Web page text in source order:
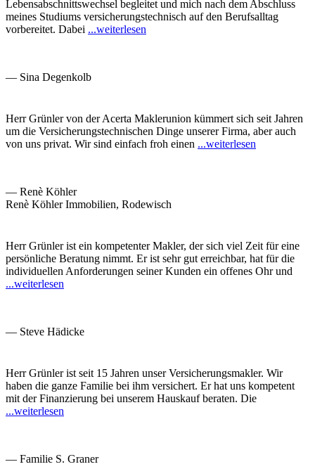
Lebensabschnittswechsel begleitet und mich nach dem Abschluss
meines Studiums versicherungstechnisch auf den Berufsalltag
vorbereitet. Dabei ...weiterlesen
— Sina Degenkolb
Herr Grünler von der Acerta Maklerunion kümmert sich seit Jahren
um die Versicherungstechnischen Dinge unserer Firma, aber auch
von uns privat. Wir sind einfach froh einen ...weiterlesen
— Renè Köhler
Renè Köhler Immobilien, Rodewisch
Herr Grünler ist ein kompetenter Makler, der sich viel Zeit für eine
persönliche Beratung nimmt. Er ist sehr gut erreichbar, hat für die
individuellen Anforderungen seiner Kunden ein offenes Ohr und
...weiterlesen
— Steve Hädicke
Herr Grünler ist seit 15 Jahren unser Versicherungsmakler. Wir
haben die ganze Familie bei ihm versichert. Er hat uns kompetent
mit der Finanzierung bei unserem Hauskauf beraten. Die
...weiterlesen
— Familie S. Graner